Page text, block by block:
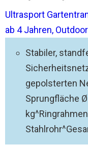
Ultrasport
ab 4 Jahren,
Stabiler,
gepolsterten
Sprungfläche